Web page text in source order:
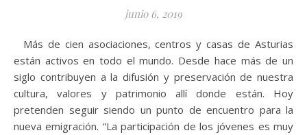
junio 6, 2019
Más de cien asociaciones, centros y casas de Asturias
están activos en todo el mundo. Desde hace más de un
siglo contribuyen a la difusión y preservación de nuestra
cultura, valores y patrimonio allí donde están. Hoy
pretenden seguir siendo un punto de encuentro para la
nueva emigración. “La participación de los jóvenes es muy